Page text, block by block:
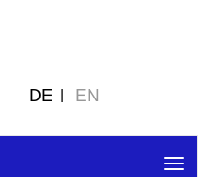
DE EN